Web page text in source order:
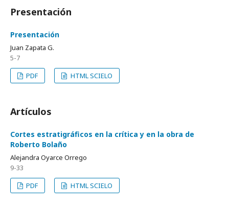
Presentación
Presentación
Juan Zapata G.
5-7
PDF
HTML SCIELO
Artículos
Cortes estratigráficos en la crítica y en la obra de
Roberto Bolaño
Alejandra Oyarce Orrego
9-33
PDF
HTML SCIELO